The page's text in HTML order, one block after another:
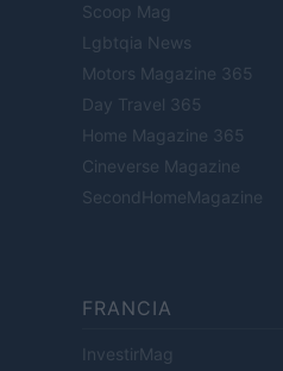
Scoop Mag
Lgbtqia News
Motors Magazine 365
Day Travel 365
Home Magazine 365
Cineverse Magazine
SecondHomeMagazine
FRANCIA
InvestirMag